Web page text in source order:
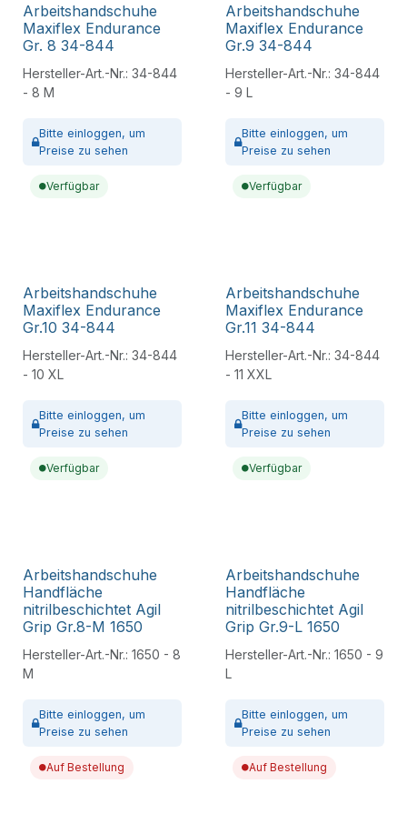
Arbeitshandschuhe
Maxiflex Endurance
Gr. 8 34-844
Hersteller-Art.-Nr.: 34-844
- 8 M
Bitte einloggen, um
Preise zu sehen
Verfügbar
Arbeitshandschuhe
Maxiflex Endurance
Gr.9 34-844
Hersteller-Art.-Nr.: 34-844
- 9 L
Bitte einloggen, um
Preise zu sehen
Verfügbar
Arbeitshandschuhe
Maxiflex Endurance
Gr.10 34-844
Hersteller-Art.-Nr.: 34-844
- 10 XL
Bitte einloggen, um
Preise zu sehen
Verfügbar
Arbeitshandschuhe
Maxiflex Endurance
Gr.11 34-844
Hersteller-Art.-Nr.: 34-844
- 11 XXL
Bitte einloggen, um
Preise zu sehen
Verfügbar
Arbeitshandschuhe
Handfläche
nitrilbeschichtet Agil
Grip Gr.8-M 1650
Hersteller-Art.-Nr.: 1650 - 8
M
Bitte einloggen, um
Preise zu sehen
Auf Bestellung
Arbeitshandschuhe
Handfläche
nitrilbeschichtet Agil
Grip Gr.9-L 1650
Hersteller-Art.-Nr.: 1650 - 9
L
Bitte einloggen, um
Preise zu sehen
Auf Bestellung